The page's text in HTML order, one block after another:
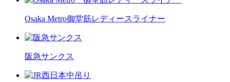
Osaka Metro御堂筋レディースライナー
阪急サンクス